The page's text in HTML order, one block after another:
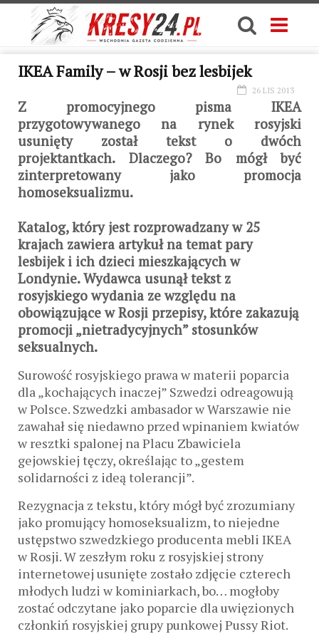
IKEA Family – w Rosji bez lesbijek
26 LIS 2013
Z promocyjnego pisma IKEA
przygotowywanego na rynek rosyjski
usunięty został tekst o dwóch
projektantkach. Dlaczego? Bo mógł być
zinterpretowany jako promocja
homoseksualizmu.
Katalog, który jest rozprowadzany w 25
krajach zawiera artykuł na temat pary
lesbijek i ich dzieci mieszkających w
Londynie. Wydawca usunął tekst z
rosyjskiego wydania ze względu na
obowiązujące w Rosji przepisy, które zakazują
promocji „nietradycyjnych” stosunków
seksualnych.
Surowość rosyjskiego prawa w materii poparcia
dla „kochających inaczej” Szwedzi odreagowują
w Polsce. Szwedzki ambasador w Warszawie nie
zawahał się niedawno przed wpinaniem kwiatów
w resztki spalonej na Placu Zbawiciela
gejowskiej tęczy, określając to „gestem
solidarności z ideą tolerancji”.
Rezygnacja z tekstu, który mógł być zrozumiany
jako promujący homoseksualizm, to niejedne
ustępstwo szwedzkiego producenta mebli IKEA
w Rosji. W zeszłym roku z rosyjskiej strony
internetowej usunięte zostało zdjęcie czterech
młodych ludzi w kominiarkach, bo… mogłoby
zostać odczytane jako poparcie dla uwięzionych
członkiń rosyjskiej grupy punkowej Pussy Riot.